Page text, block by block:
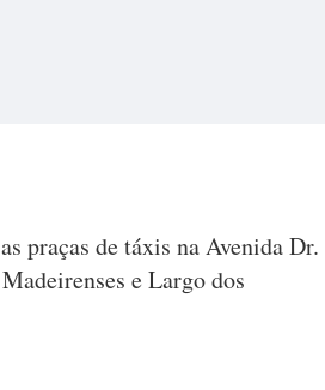
praças de táxis na Avenida Dr.
e Largo dos